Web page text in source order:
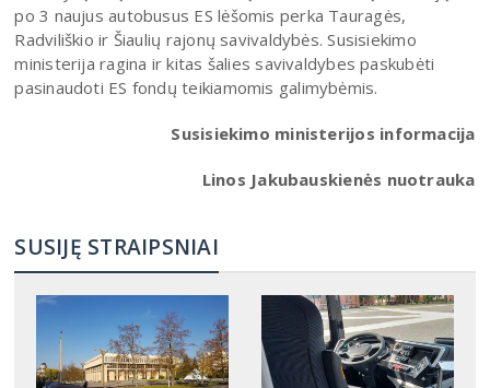
po 3 naujus autobusus ES lėšomis perka Tauragės,
Radviliškio ir Šiaulių rajonų savivaldybės. Susisiekimo
ministerija ragina ir kitas šalies savivaldybes paskubėti
pasinaudoti ES fondų teikiamomis galimybėmis.
Susisiekimo ministerijos informacija
Linos Jakubauskienės nuotrauka
SUSIJĘ STRAIPSNIAI